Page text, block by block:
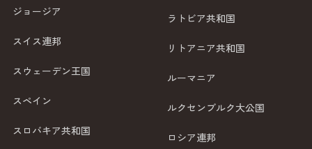
ジョージア
スイス連邦
スウェーデン王国
スペイン
スロバキア共和国
ラトビア共和国
リトアニア共和国
ルーマニア
ルクセンブルク大公国
ロシア連邦